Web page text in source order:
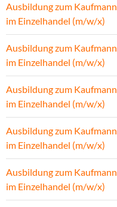
Ausbildung zum Kaufmann
im Einzelhandel (m/w/x)
Ausbildung zum Kaufmann
im Einzelhandel (m/w/x)
Ausbildung zum Kaufmann
im Einzelhandel (m/w/x)
Ausbildung zum Kaufmann
im Einzelhandel (m/w/x)
Ausbildung zum Kaufmann
im Einzelhandel (m/w/x)